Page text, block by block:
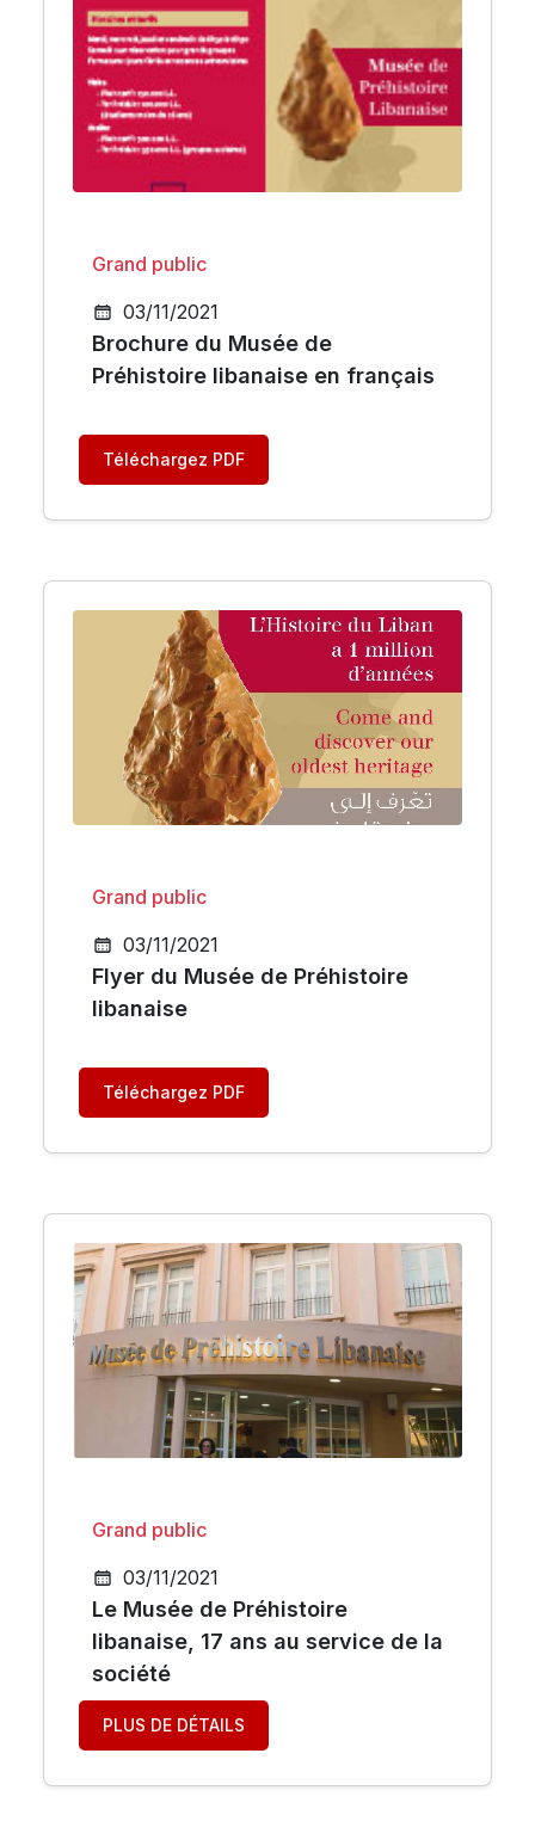
Grand public
03/11/2021
Brochure du Musée de
Préhistoire libanaise en français
Téléchargez PDF
Grand public
03/11/2021
Flyer du Musée de Préhistoire
libanaise
Téléchargez PDF
Grand public
03/11/2021
Le Musée de Préhistoire
libanaise, 17 ans au service de la
société
PLUS DE DÉTAILS